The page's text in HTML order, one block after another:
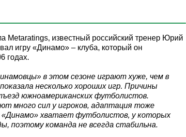
Metaratings, известный российский тренер Юрий
игру «Динамо» – клуба, который он
годах.
в этом сезоне играют хуже, чем в
несколько хороших игр. Причины
южноамериканских футболистов.
много сил у игроков, адаптация тоже
хватает футболистов, у которых
поэтому команда не всегда стабильна.